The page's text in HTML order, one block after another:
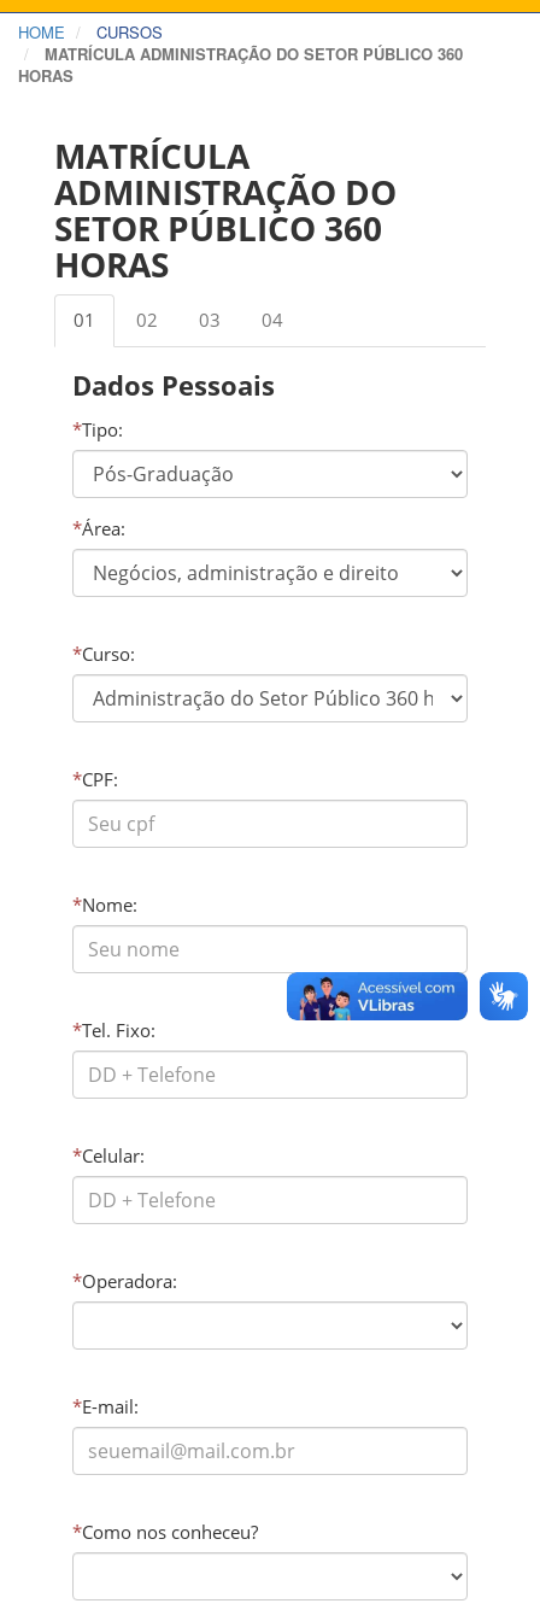
HOME
CURSOS
MATRÍCULA ADMINISTRAÇÃO DO SETOR PÚBLICO 360
HORAS
MATRÍCULA
ADMINISTRAÇÃO DO
SETOR PÚBLICO 360
HORAS
01 02 03 04
Dados Pessoais
*Tipo:
*Área:
*Curso:
*CPF:
*Nome:
*Tel. Fixo:
*Celular:
*Operadora:
*E-mail:
*Como nos conheceu?